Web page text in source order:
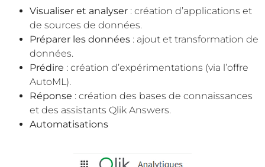
Visualiser et analyser : création d’applications et
de sources de données.
Préparer les données : ajout et transformation de
données.
Prédire : création d’expérimentations (via l’offre
AutoML).
Réponse : création des bases de connaissances
et des assistants Qlik Answers.
Automatisations